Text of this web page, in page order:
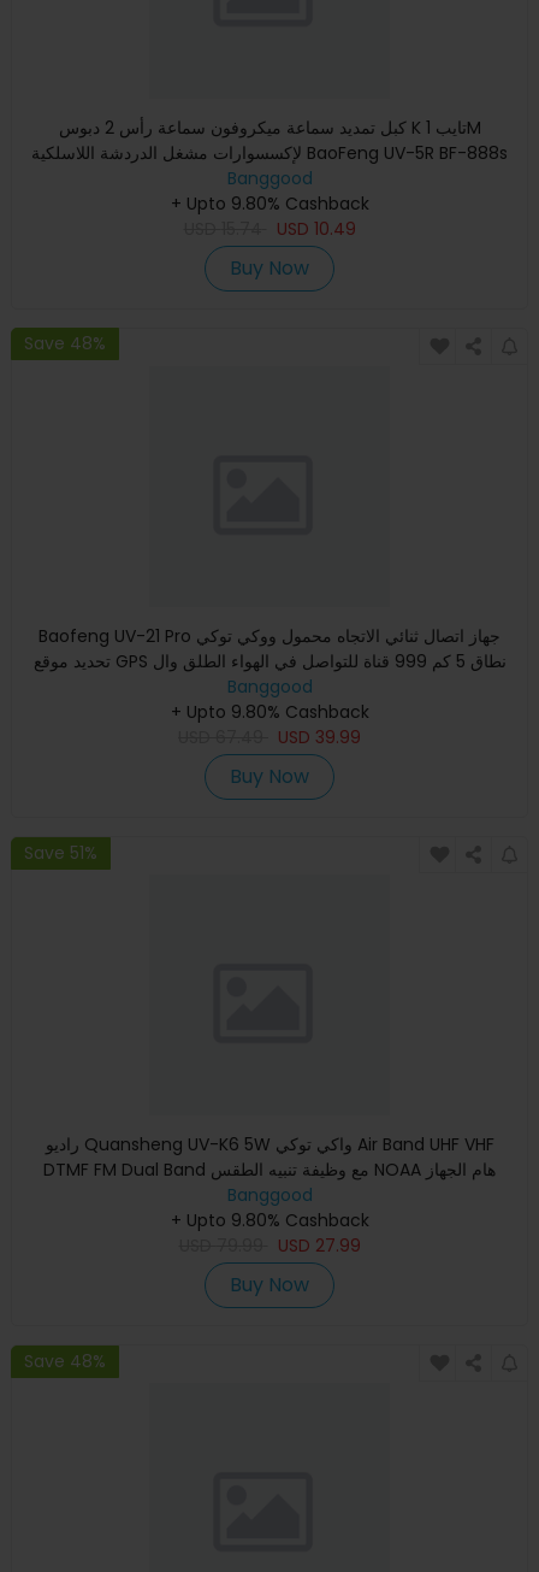
كبل تمديد سماعة ميكروفون سماعة رأس 2 دبوس K تايب 1M
لإكسسوارات مشغل الدردشة اللاسلكية BaoFeng UV-5R BF-888s
Banggood
+ Upto 9.80% Cashback
USD 10.49
Buy Now
Save 48%
Baofeng UV-21 Pro جهاز اتصال ثنائي الاتجاه محمول ووكي توكي
تحديد موقع GPS نطاق 5 كم 999 قناة للتواصل في الهواء الطلق وال
Banggood
+ Upto 9.80% Cashback
USD 39.99
Buy Now
Save 51%
راديو Quansheng UV-K6 5W واكي توكي Air Band UHF VHF
DTMF FM Dual Band مع وظيفة تنبيه الطقس NOAA هام الجهاز
الارسال والاس
Banggood
+ Upto 9.80% Cashback
USD 27.99
Buy Now
Save 48%